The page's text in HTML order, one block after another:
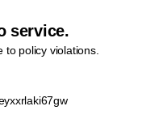
service.
policy violations.